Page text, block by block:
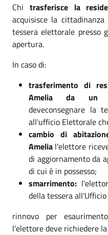
Chi trasferisce la
acquisisce la
tessera elettorale presso
apertura.
In caso di:
trasferimento di
Amelia da un
deveconsegnare la
all'ufficio Elettorale
cambio di
Amelia l'elettore
di aggiornamento da
di cui è in possesso;
smarrimento:
della tessera
rinnovo per
l'elettore deve richiedere